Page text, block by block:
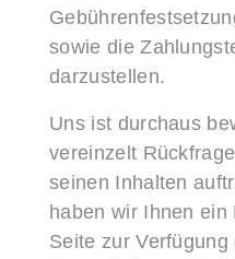
sowie die
darzustellen.
Uns ist durchaus
vereinzelt
seinen Inhalten
haben wir Ihnen
Seite zur